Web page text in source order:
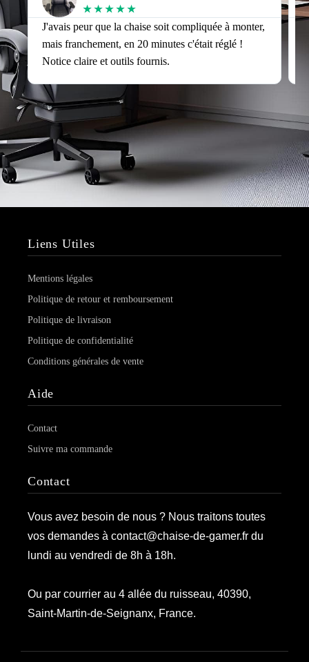
★ ★ ★ ★ ★
J'avais peur que la chaise soit compliquée à monter,
mais franchement, en 20 minutes c'était réglé !
Notice claire et outils fournis.
Liens Utiles
Mentions légales
Politique de retour et remboursement
Politique de livraison
Politique de confidentialité
Conditions générales de vente
Aide
Contact
Suivre ma commande
Contact
Vous avez besoin de nous ? Nous traitons toutes
vos demandes à contact@chaise-de-gamer.fr du
lundi au vendredi de 8h à 18h.
Ou par courrier au 4 allée du ruisseau, 40390,
Saint-Martin-de-Seignanx, France.